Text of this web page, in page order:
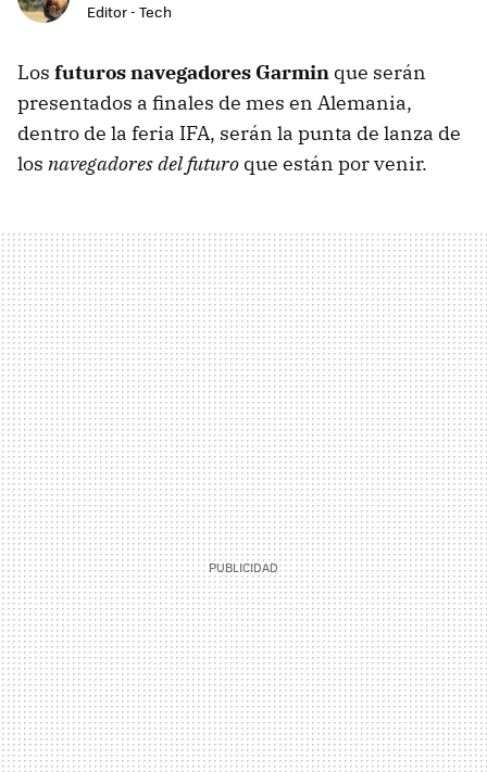
Editor - Tech
Los futuros navegadores Garmin que serán
presentados a finales de mes en Alemania,
dentro de la feria IFA, serán la punta de lanza de
los navegadores del futuro que están por venir.